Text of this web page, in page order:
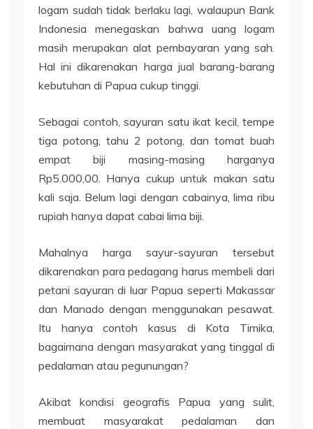
logam sudah tidak berlaku lagi, walaupun Bank
Indonesia menegaskan bahwa uang logam
masih merupakan alat pembayaran yang sah.
Hal ini dikarenakan harga jual barang-barang
kebutuhan di Papua cukup tinggi.
Sebagai contoh, sayuran satu ikat kecil, tempe
tiga potong, tahu 2 potong, dan tomat buah
empat biji masing-masing harganya
Rp5.000,00. Hanya cukup untuk makan satu
kali saja. Belum lagi dengan cabainya, lima ribu
rupiah hanya dapat cabai lima biji.
Mahalnya harga sayur-sayuran tersebut
dikarenakan para pedagang harus membeli dari
petani sayuran di luar Papua seperti Makassar
dan Manado dengan menggunakan pesawat.
Itu hanya contoh kasus di Kota Timika,
bagaimana dengan masyarakat yang tinggal di
pedalaman atau pegunungan?
Akibat kondisi geografis Papua yang sulit,
membuat masyarakat pedalaman dan